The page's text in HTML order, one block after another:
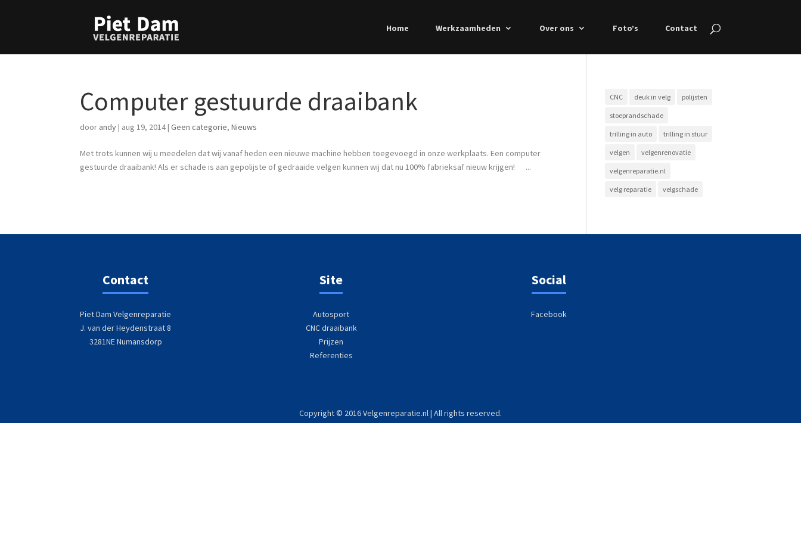
Home Werkzaamheden Over ons Foto’s Contact
Computer gestuurde draaibank
door andy| aug 19, 2014|Geen categorie,Nieuws
Met trots kunnen wij u meedelen dat wij vanaf heden een nieuwe machine hebben toegevoegd in onze werkplaats. Een computer
gestuurde draaibank! Als er schade is aan gepolijste of gedraaide velgen kunnen wij dat nu 100% fabrieksaf nieuw krijgen! ...
CNC deuk in velg polijsten
stoeprandschade
trilling in auto trilling in stuur
velgen velgenrenovatie
velgenreparatie.nl
velg reparatie velgschade
Contact
Piet Dam Velgenreparatie
J. van der Heydenstraat 8
3281NE Numansdorp
Site
Autosport
CNC draaibank
Prijzen
Referenties
Social
Facebook
Copyright © 2016 Velgenreparatie.nl | All rights reserved.